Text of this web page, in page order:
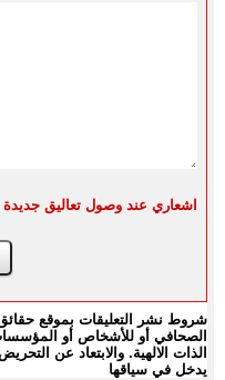
اشعاري عند وصول تعاليق جديدة
شروط نشر التعليقات بموقع
الصحافي أو للأشخاص أو
الذات الالهية. والابتعاد عن
يدخل في سياقها